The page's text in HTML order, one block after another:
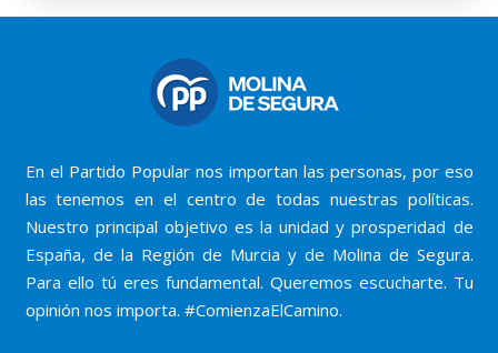
En el Partido Popular nos importan las personas, por eso
las tenemos en el centro de todas nuestras políticas.
Nuestro principal objetivo es la unidad y prosperidad de
España, de la Región de Murcia y de Molina de Segura.
Para ello tú eres fundamental. Queremos escucharte. Tu
opinión nos importa. #ComienzaElCamino.